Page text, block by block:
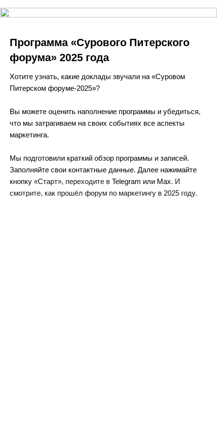
Программа «Сурового Питерского
форума» 2025 года
Хотите узнать, какие доклады звучали на «Суровом
Питерском форуме-2025»?
Вы можете оценить наполнение программы и убедиться,
что мы затрагиваем на своих событиях все аспекты
маркетинга.
Мы подготовили краткий обзор программы и записей.
Заполняйте свои контактные данные. Далее нажимайте
кнопку «Старт», переходите в Telegram или Max. И
смотрите, как прошёл форум по маркетингу в 2025 году.